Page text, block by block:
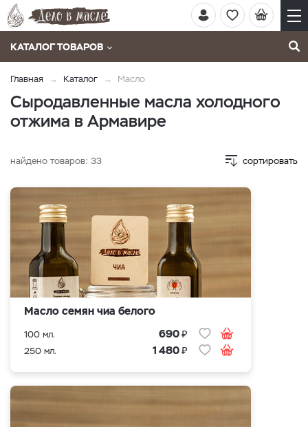
КАТАЛОГ ТОВАРОВ
Главная Каталог Масло
Сыродавленные масла холодного
отжима в Армавире
найдено товаров: 33 сортировать
Масло семян чиа белого
100 мл. 690₽
250 мл. 1 480₽